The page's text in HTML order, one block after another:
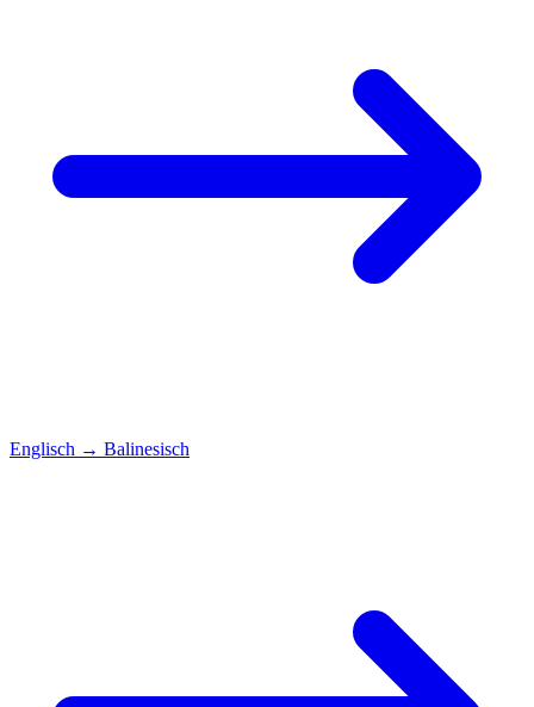
Englisch → Balinesisch